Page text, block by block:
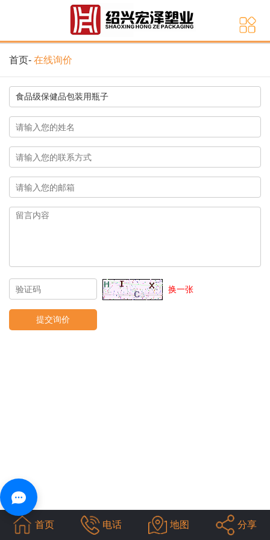
首页- 在线询价
换一张
首页 电话 地图 分享